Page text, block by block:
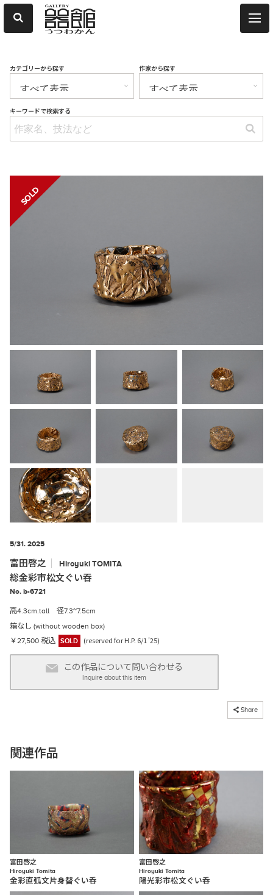
カテゴリーから探す 作家から探す
キーワードで検索する
5/31. 2025
富田啓之 Hiroyuki TOMITA
総金彩市松文ぐい吞
No. b-6721
高4.3cm.tall 径7.3~7.5cm
箱なし (without wooden box)
￥27,500 税込
SOLD (reserved for H.P. 6/1 '25)
この作品について問い合わせる
Inquire about this item
Share
コピーしました
関連作品
富田啓之
Hiroyuki Tomita
金彩直弧文片身替ぐい呑
富田啓之
Hiroyuki Tomita
陽光彩市松文ぐい呑